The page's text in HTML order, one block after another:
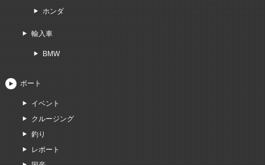
ホンダ
輸入車
BMW
ボート
イベント
クルージング
釣り
レポート